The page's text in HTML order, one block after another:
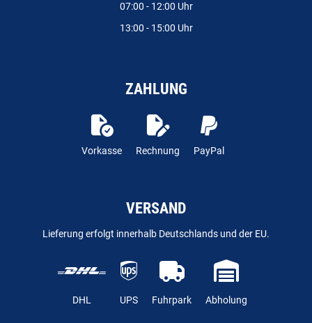
07:00 - 12:00 Uhr
13:00 - 15:00 Uhr
ZAHLUNG
Vorkasse Rechnung PayPal
VERSAND
Lieferung erfolgt innerhalb Deutschlands und der EU.
DHL UPS Fuhrpark Abholung